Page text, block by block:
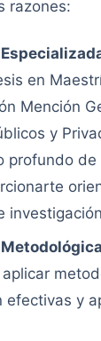
razones:
en
Mención
y
profundo
efectivas y